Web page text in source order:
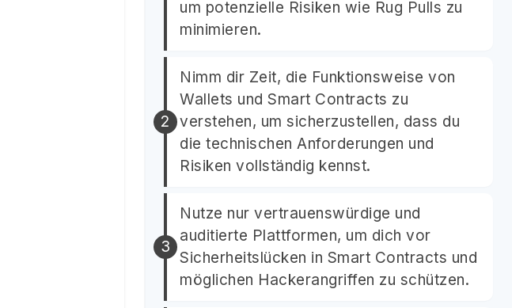
um potenzielle Risiken wie Rug Pulls zu
minimieren.
Nimm dir Zeit, die Funktionsweise von
Wallets und Smart Contracts zu
verstehen, um sicherzustellen, dass du
die technischen Anforderungen und
Risiken vollständig kennst.
Nutze nur vertrauenswürdige und
auditierte Plattformen, um dich vor
Sicherheitslücken in Smart Contracts und
möglichen Hackerangriffen zu schützen.